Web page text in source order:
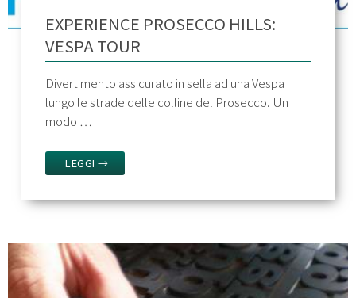
EXPERIENCE PROSECCO HILLS:
VESPA TOUR
Divertimento assicurato in sella ad una Vespa
lungo le strade delle colline del Prosecco. Un
modo …
LEGGI →